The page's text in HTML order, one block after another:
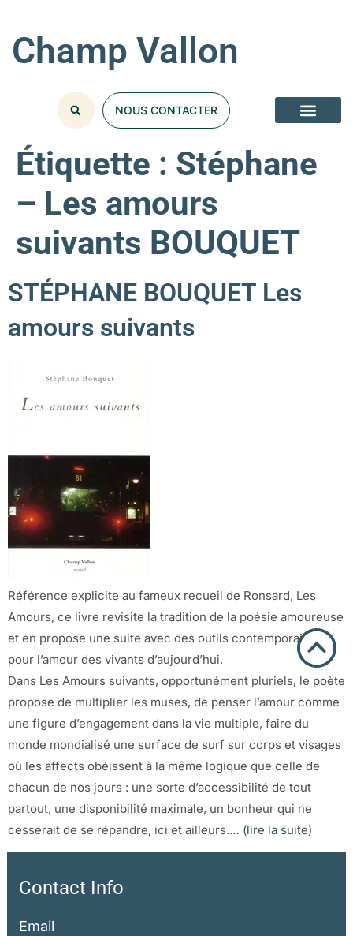
Champ Vallon
NOUS CONTACTER
Étiquette : Stéphane
– Les amours
suivants BOUQUET
STÉPHANE BOUQUET Les
amours suivants
Référence explicite au fameux recueil de Ronsard, Les
Amours, ce livre revisite la tradition de la poésie amoureuse
et en propose une suite avec des outils contemporains,
pour l’amour des vivants d’aujourd’hui.
Dans Les Amours suivants, opportunément pluriels, le poète
propose de multiplier les muses, de penser l’amour comme
une figure d’engagement dans la vie multiple, faire du
monde mondialisé une surface de surf sur corps et visages
où les affects obéissent à la même logique que celle de
chacun de nos jours : une sorte d’accessibilité de tout
partout, une disponibilité maximale, un bonheur qui ne
cesserait de se répandre, ici et ailleurs.… (lire la suite)
Contact Info
Email